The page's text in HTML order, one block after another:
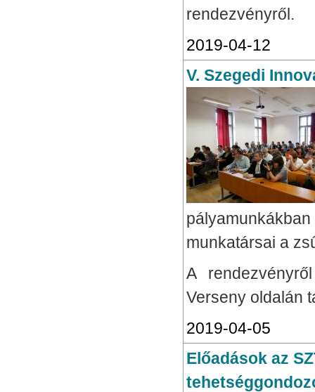
rendezvényről.
2019-04-12
V. Szegedi
munkatársai a
A
Verseny oldalán
2019-04-05
Előadások az